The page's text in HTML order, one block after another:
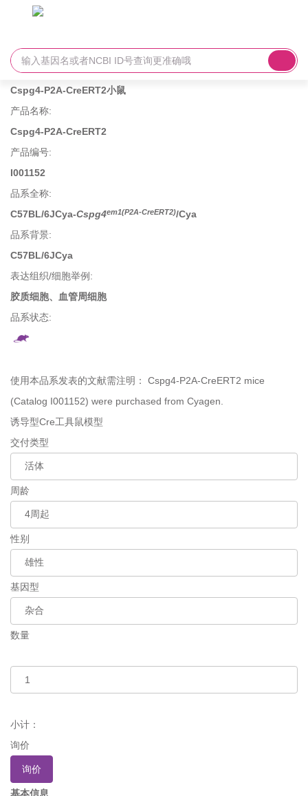
Cspg4-P2A-CreERT2小鼠
产品名称:
Cspg4-P2A-CreERT2
产品编号:
I001152
品系全称:
C57BL/6JCya-Cspg4em1(P2A-CreERT2)/Cya
品系背景:
C57BL/6JCya
表达组织/细胞举例 :
胶质细胞、血管周细胞
品系状态:
使用本品系发表的文献需注明： Cspg4-P2A-CreERT2 mice
(Catalog I001152) were purchased from Cyagen.
诱导型Cre工具鼠模型
交付类型
周龄
性别
基因型
数量
小计：
询价
询价
基本信息